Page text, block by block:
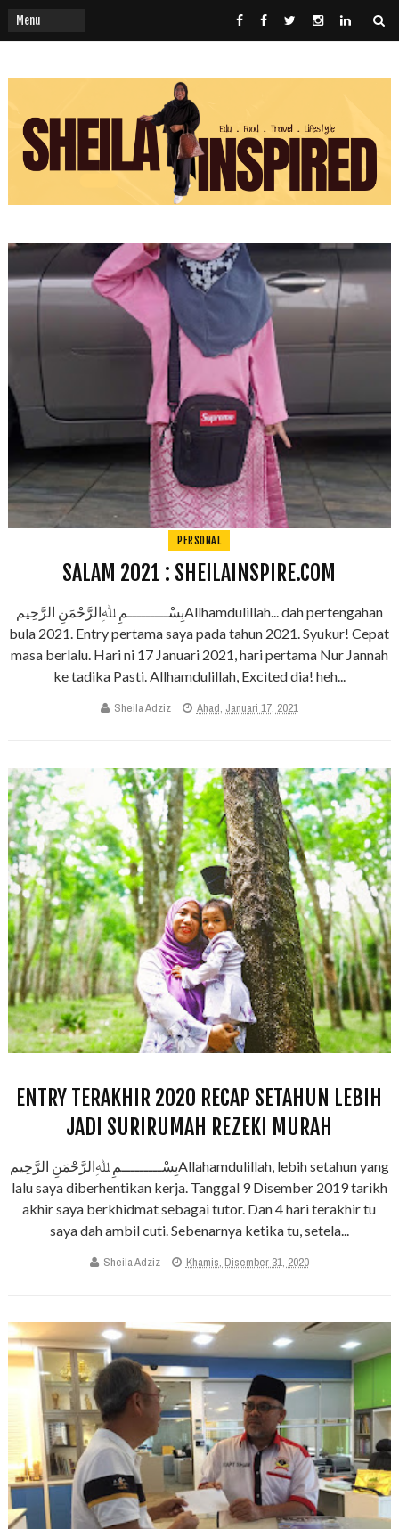
PERSONAL
SALAM 2021 : SHEILAINSPIRE.COM
بِسْـــــــــمِ ﷲِالرَّحْمَنِ الرَّحِيمAllhamdulillah... dah pertengahan
bula 2021. Entry pertama saya pada tahun 2021. Syukur! Cepat
masa berlalu. Hari ni 17 Januari 2021, hari pertama Nur Jannah
ke tadika Pasti. Allhamdulillah, Excited dia! heh...
Sheila Adziz Ahad, Januari 17, 2021
ENTRY TERAKHIR 2020 RECAP SETAHUN LEBIH
JADI SURIRUMAH REZEKI MURAH
بِسْـــــــــمِ ﷲِالرَّحْمَنِ الرَّحِيمAllahamdulillah, lebih setahun yang
lalu saya diberhentikan kerja. Tanggal 9 Disember 2019 tarikh
akhir saya berkhidmat sebagai tutor. Dan 4 hari terakhir tu
saya dah ambil cuti. Sebenarnya ketika tu, setela...
Sheila Adziz Khamis, Disember 31, 2020